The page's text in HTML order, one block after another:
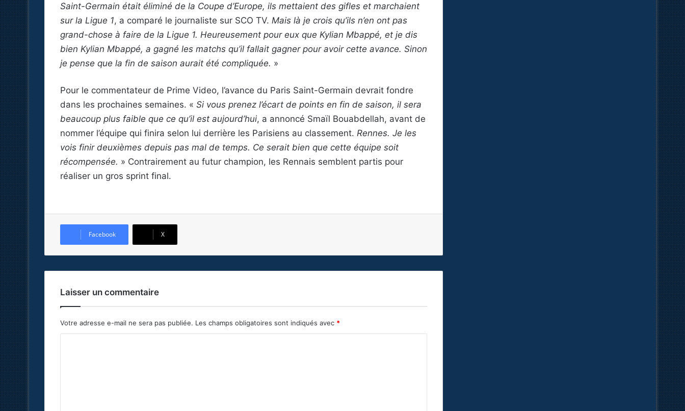
Saint-Germain était éliminé de la Coupe d’Europe, ils mettaient des gifles et marchaient
sur la Ligue 1, a comparé le journaliste sur SCO TV. Mais là je crois qu’ils n’en ont pas
grand-chose à faire de la Ligue 1. Heureusement pour eux que Kylian Mbappé, et je dis
bien Kylian Mbappé, a gagné les matchs qu’il fallait gagner pour avoir cette avance. Sinon
je pense que la fin de saison aurait été compliquée. »
Pour le commentateur de Prime Video, l’avance du Paris Saint-Germain devrait fondre
dans les prochaines semaines. « Si vous prenez l’écart de points en fin de saison, il sera
beaucoup plus faible que ce qu’il est aujourd’hui, a annoncé Smaïl Bouabdellah, avant de
nommer l’équipe qui finira selon lui derrière les Parisiens au classement. Rennes. Je les
vois finir deuxièmes depuis pas mal de temps. Ce serait bien que cette équipe soit
récompensée. » Contrairement au futur champion, les Rennais semblent partis pour
réaliser un gros sprint final.
Facebook X
Laisser un commentaire
Votre adresse e-mail ne sera pas publiée. Les champs obligatoires sont indiqués avec *